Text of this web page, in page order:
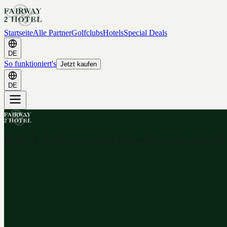
StartseiteAlle PartnerGolfclubsHotelsSpecial Deals
DE
So funktioniert's Jetzt kaufen
DE